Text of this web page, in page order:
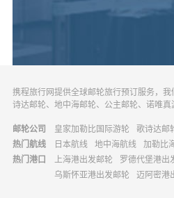
携程旅行网提供全球邮轮旅行预订服务，
诗达邮轮、地中海邮轮、公主邮轮、诺唯
邮轮公司 皇家加勒比国际游轮 歌诗达邮
热门航线
日本航线 地中海航线 加勒比
热门港口
上海港出发邮轮 罗德代堡港出
乌斯怀亚港出发邮轮
迈阿密港